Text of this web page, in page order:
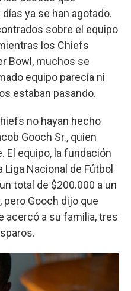
ya se han agotado.
sobre el equipo
los Chiefs
Bowl, muchos se
equipo parecía ni
estaban pasando.
no hayan hecho
Gooch Sr., quien
El equipo, la fundación
Nacional de Fútbol
total de $200.000 a un
Gooch dijo que
acercó a su familia, tres